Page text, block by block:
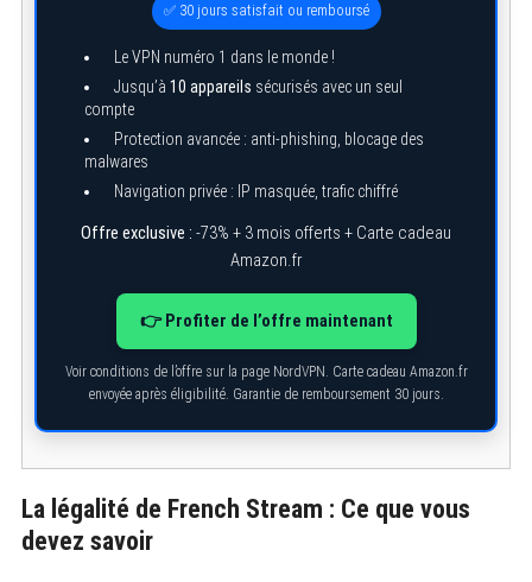
✅ 30 jours satisfait ou remboursé
Le VPN numéro 1 dans le monde !
Jusqu’à 10 appareils sécurisés avec un seul
compte
Protection avancée : anti-phishing, blocage des
malwares
Navigation privée : IP masquée, trafic chiffré
Offre exclusive : -73% + 3 mois offerts + Carte cadeau
Amazon.fr
👉 Profiter de l’offre maintenant
Voir conditions de l’offre sur la page NordVPN. Carte cadeau Amazon.fr
envoyée après éligibilité. Garantie de remboursement 30 jours.
La légalité de French Stream : Ce que vous
devez savoir